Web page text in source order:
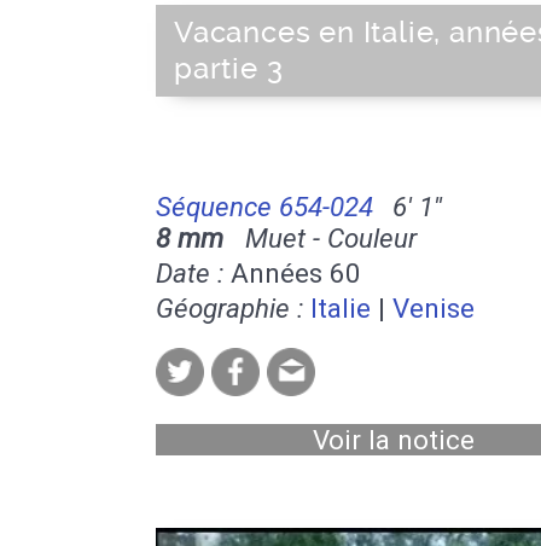
Vacances en Italie,
partie 3
Séquence 654-024
6' 1''
8 mm Muet - Couleur
Date : Années 60
Géographie : Italie | Venise
Voir la notice